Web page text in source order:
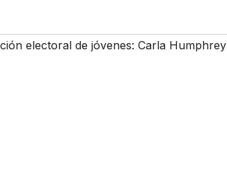
electoral de jóvenes: Carla Humphrey